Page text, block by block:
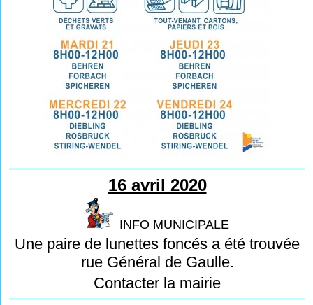
16 avril 2020
INFO MUNICIPALE
Une paire de lunettes foncés a été trouvée
rue Général de Gaulle.
Contacter la mairie